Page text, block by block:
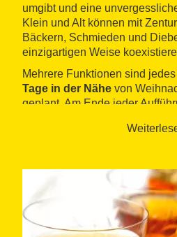
umgibt und eine
Klein und Alt können mit
Bäckern, Schmieden und
einzigartigen Weise
Mehrere Funktionen sind
Tage in der Nähe von
geplant. Am Ende jeder